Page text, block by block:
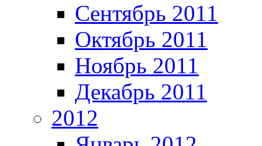
Сентябрь 2011
Октябрь 2011
Ноябрь 2011
Декабрь 2011
2012